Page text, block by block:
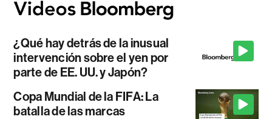
¿Qué hay detrás de la inusual
intervención sobre el yen por
parte de EE. UU. y Japón?
Copa Mundial de la FIFA: La
batalla de las marcas